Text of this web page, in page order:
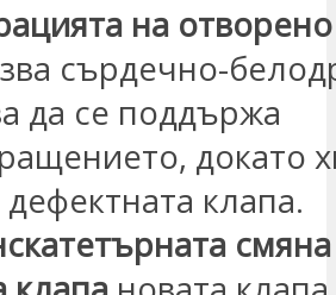
на
сърдечно-
да се поддържа
докато
клапа.